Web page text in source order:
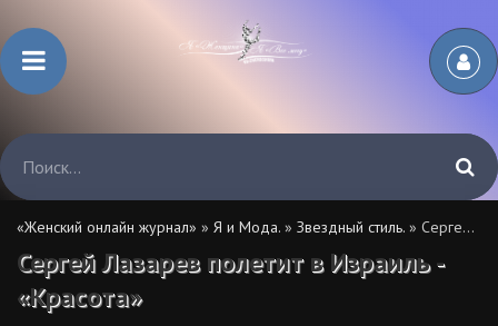
«Женский онлайн журнал» » Я и Мода. » Звездный стиль. » Сергей Лазарев полетит в Израиль - «Красота»
Сергей Лазарев полетит в Израиль -
«Красота»